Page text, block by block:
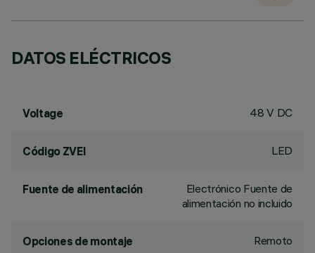
DATOS ELÉCTRICOS
Voltage 48 V DC
Código ZVEI LED
Fuente de alimentación
Electrónico Fuente de
alimentación no incluido
Opciones de montaje Remoto